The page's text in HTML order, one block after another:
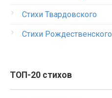
Стихи Твардовского
Стихи Рождественского
ТОП-20 стихов